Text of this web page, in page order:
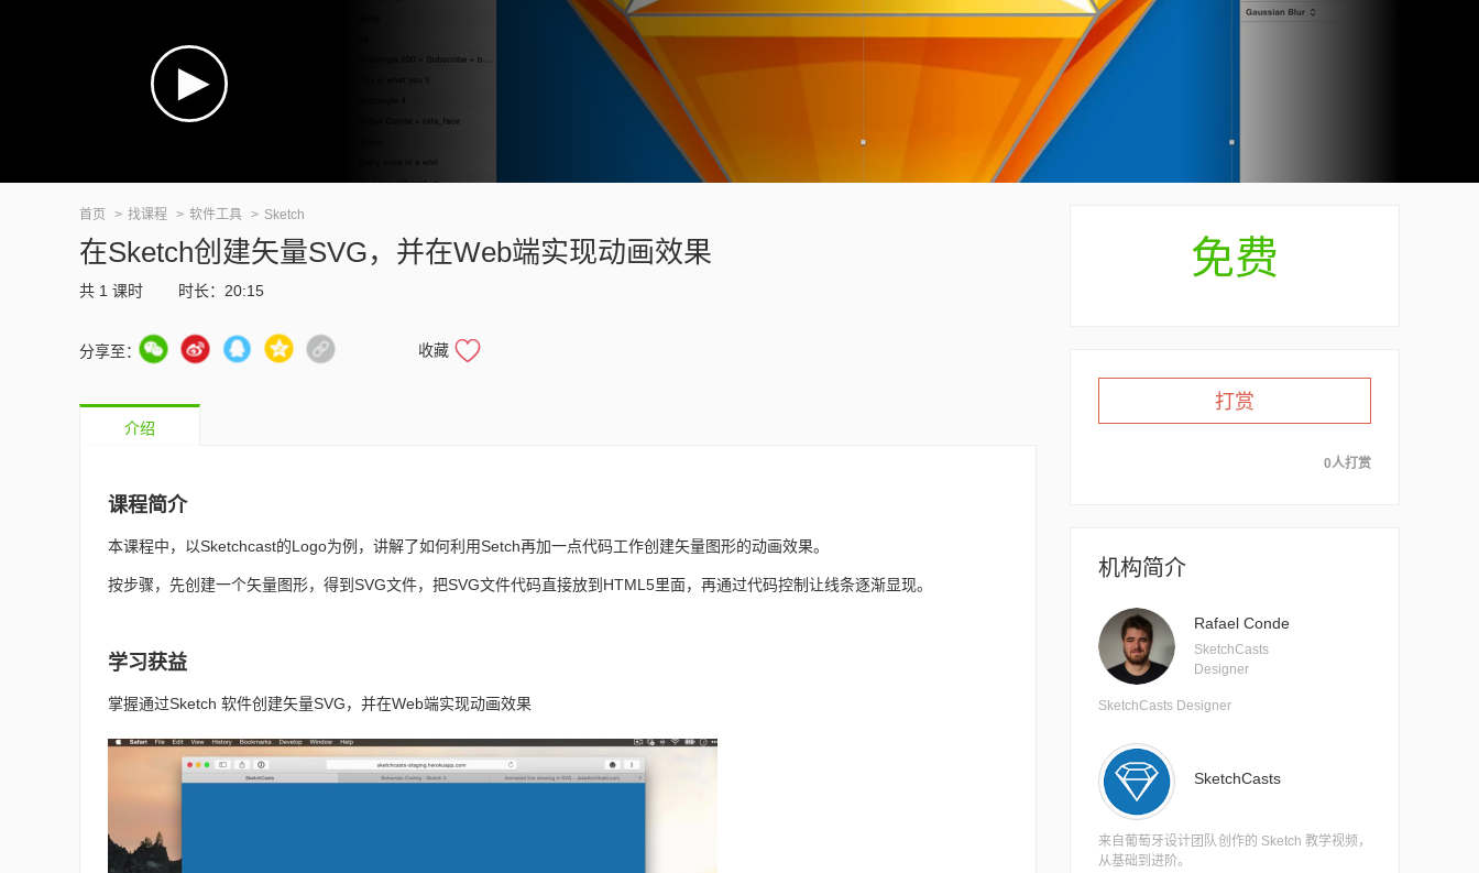
首页 找课程 软件工具 Sketch
在Sketch创建矢量SVG，并在Web端实现动画效果
共 1 课时 时长：20:15
分享至： 收藏
介绍
课程简介
本课程中，以Sketchcast的Logo为例，讲解了如何利用Setch再加一点代码工作创建矢量图形的动画效果。
按步骤， 先创建一个矢量图形，得到 SVG文件，把SVG文件代码直接放到 HTML5里面，再通过代码控制让线条逐渐显现。
学习获益
掌握通过Sketch 软件创建矢量SVG，并在Web端实现动画效果
免费
打赏
0人打赏
机构简介
Rafael Conde
SketchCasts
Designer
SketchCasts Designer
SketchCasts
来自葡萄牙设计团队创作的 Sketch 教学视频，
从基础到进阶。